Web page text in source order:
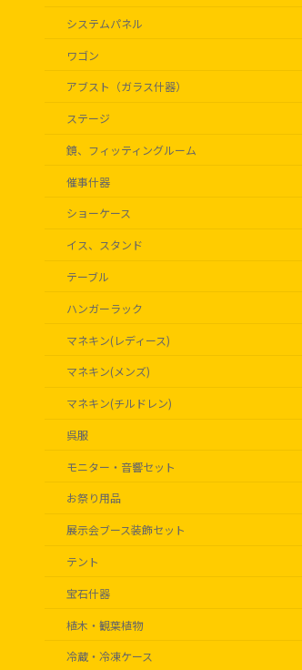
システムパネル
ワゴン
アブスト（ガラス什器）
ステージ
鏡、フィッティングルーム
催事什器
ショーケース
イス、スタンド
テーブル
ハンガーラック
マネキン(レディース)
マネキン(メンズ)
マネキン(チルドレン)
呉服
モニター・音響セット
お祭り用品
展示会ブース装飾セット
テント
宝石什器
植木・観葉植物
冷蔵・冷凍ケース